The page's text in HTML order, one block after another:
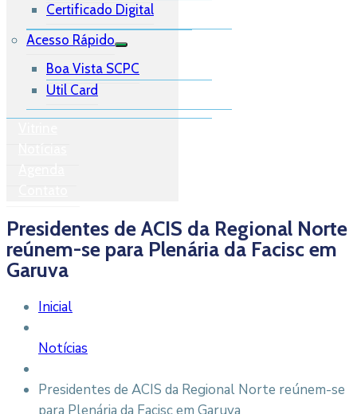
Certificado Digital
Acesso Rápido
Boa Vista SCPC
Util Card
Presidentes de ACIS da Regional Norte
reúnem-se para Plenária da Facisc em
Garuva
Inicial
Notícias
Presidentes de ACIS da Regional Norte reúnem-se
para Plenária da Facisc em Garuva